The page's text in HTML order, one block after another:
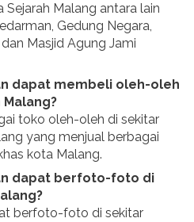
Sejarah Malang antara lain
Gedung Negara,
Masjid Agung Jami
dapat membeli oleh-oleh
toko oleh-oleh di sekitar
yang menjual berbagai
kota Malang.
dapat berfoto-foto di
berfoto-foto di sekitar